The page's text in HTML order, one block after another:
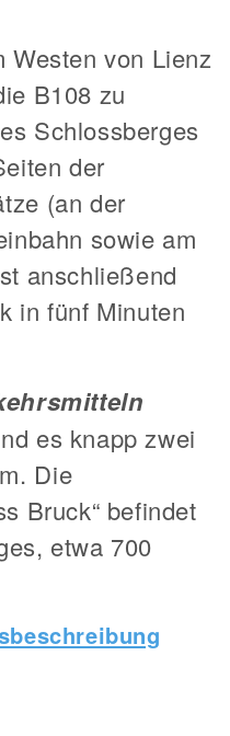
von Lienz
B108 zu
Schlossberges
der
(an der
sowie am
anschließend
in fünf Minuten
es knapp zwei
Die
Bruck“ befindet
etwa 700